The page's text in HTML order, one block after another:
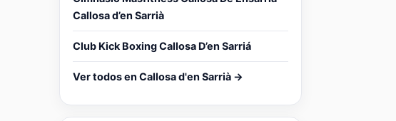
Callosa d’en Sarrià
Club Kick Boxing Callosa D’en Sarriá
Ver todos en Callosa d'en Sarrià →